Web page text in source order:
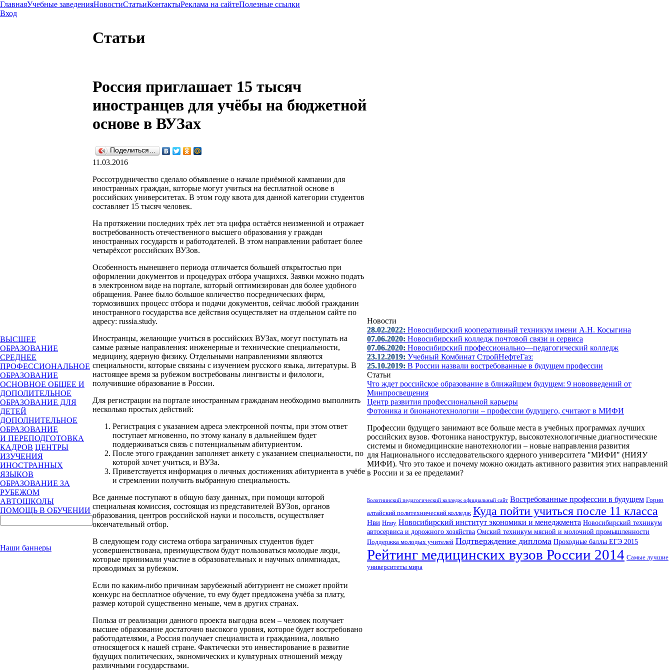
ГлавнаяУчебные заведенияНовостиСтатьиКонтактыРеклама на сайтеПолезные ссылки
Вход
ВЫСШЕЕ
ОБРАЗОВАНИЕ
СРЕДНЕЕ
ПРОФЕССИОНАЛЬНОЕ
ОБРАЗОВАНИЕ
ОСНОВНОЕ ОБЩЕЕ И
ДОПОЛИТЕЛЬНОЕ
ОБРАЗОВАНИЕ ДЛЯ
ДЕТЕЙ
ДОПОЛНИТЕЛЬНОЕ
ОБРАЗОВАНИЕ
И ПЕРЕПОДГОТОВКА
КАДРОВ ЦЕНТРЫ
ИЗУЧЕНИЯ
ИНОСТРАННЫХ
ЯЗЫКОВ
ОБРАЗОВАНИЕ ЗА
РУБЕЖОМ
АВТОШКОЛЫ
ПОМОЩЬ В ОБУЧЕНИИ
Наши баннеры
Статьи
Россия приглашает 15 тысяч
иностранцев для учёбы на бюджетной
основе в ВУЗах
Поделиться…
11.03.2016
Россотрудничество сделало объявление о начале приёмной кампании для
иностранных граждан, которые могут учиться на бесплатной основе в
российских университетах. В этом году квота для данной категории студентов
составляет 15 тысяч человек.
На протяжении последних трёх лет эта цифра остаётся неизменной и отражает
востребованность отечественного высшего образования у граждан
иностранных государств и работодателей. В этом направлении работает более
четырёхсот российских ВУЗов.
Особенность нынешнего периода отличается большей открытостью при
оформлении документов и процедурах отбора учащихся. Заявки можно подать
в электронном виде на портале, который оптимизирован для более удобного
обращения. Ранее было большое количество посреднических фирм,
тормозивших процесс отбора и подачи документов, сейчас любой гражданин
иностранного государства все действия осуществляет на отдельном сайте по
адресу: russia.study.
Иностранцы, желающие учиться в российских ВУЗах, могут поступать на
самые разные направления: инженерные и технические специальности,
медицину, ядерную физику. Отдельными направлениями являются
специальности, которые связаны с изучением русского языка, литературы. В
настоящее время за рубежом востребованы лингвисты и филологи,
получившие образование в России.
Для регистрации на портале иностранным гражданам необходимо выполнить
несколько простых действий:
Регистрация с указанием адреса электронной почты, при этом ответ
поступает мгновенно, по этому каналу в дальнейшем будет
поддерживаться связь с потенциальным абитуриентом.
После этого гражданин заполняет анкету с указанием специальности, по
которой хочет учиться, и ВУЗа.
Приветствуется информация о личных достижениях абитуриента в учёбе
и стремлении получить выбранную специальность.
Все данные поступают в общую базу данных, при помощи которой
специальная комиссия, состоящая из представителей ВУЗов, органов
образования, центров российской науки и посольств, осуществляет
окончательный отбор.
В следующем году система отбора заграничных студентов будет
усовершенствована, преимуществом будут пользоваться молодые люди,
которые принимали участие в образовательных и научных олимпиадах,
проводимых за рубежом.
Если по каким-либо причинам зарубежный абитуриент не сможет пройти
конкурс на бесплатное обучение, то ему будет предложена учёба за плату,
размер которой существенно меньше, чем в других странах.
Польза от реализации данного проекта выгодна всем – человек получает
высшее образование достаточно высокого уровня, которое будет востребовано
работодателями, а Россия получает специалиста и гражданина, лояльно
относящегося к нашей стране. Фактически это инвестирование в развитие
будущих политических, экономических и культурных отношений между
различными государствами.
Новости
28.02.2022: Новосибирский кооперативный техникум имени А.Н. Косыгина
07.06.2020: Новосибирский колледж почтовой связи и сервиса
07.06.2020: Новосибирский профессионально—педагогический колледж
23.12.2019: Учебный Комбинат СтройНефтеГаз:
25.10.2019: В России назвали востребованные в будущем профессии
Статьи
Что ждет российское образование в ближайшем будущем: 9 нововведений от
Минпросвещения
Центр развития профессиональной карьеры
Фотоника и бионанотехнологии – профессии будущего, считают в МИФИ
Профессии будущего занимают все больше места в учебных программах лучших
российских вузов. Фотоника наноструктур, высокотехнологичные диагностические
системы и биомедицинские нанотехнологии – новые направления развития
для Национального исследовательского ядерного университета "МИФИ" (НИЯУ
МИФИ). Что это такое и почему можно ожидать активного развития этих направлений
в России и за ее пределами?
Болотнинский педагогический колледж официальный сайт Востребованные профессии в будущем Горно
алтайский политехнический колледж Куда пойти учиться после 11 класса
Нви Нгму Новосибирский институт экономики и менеджмента Новосибирский техникум
автосервиса и дорожного хозяйства Омский техникум мясной и молочной промышленности
Поддержка молодых учителей Подтверждение диплома Проходные баллы ЕГЭ 2015
Рейтинг медицинских вузов России 2014 Самые лучшие
университеты мира